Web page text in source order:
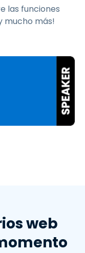
las funciones
mucho más!
web